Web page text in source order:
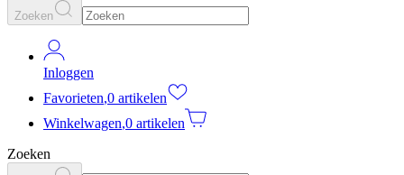
Zoeken
Inloggen
Favorieten,0 artikelen
Winkelwagen,0 artikelen
Zoeken